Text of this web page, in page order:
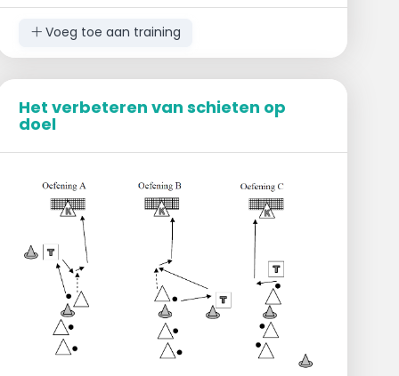
mag door de lucht worden gespeelt, als dit
maar nauwkeurig gebeurd.
Voeg toe aan training
Het verbeteren van schieten op
doel